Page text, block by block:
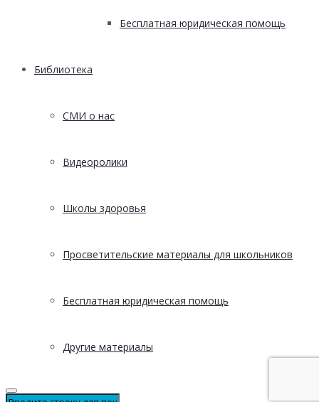
Бесплатная юридическая помощь
Библиотека
СМИ о нас
Видеоролики
Школы здоровья
Просветительские материалы для школьников
Бесплатная юридическая помощь
Другие материалы